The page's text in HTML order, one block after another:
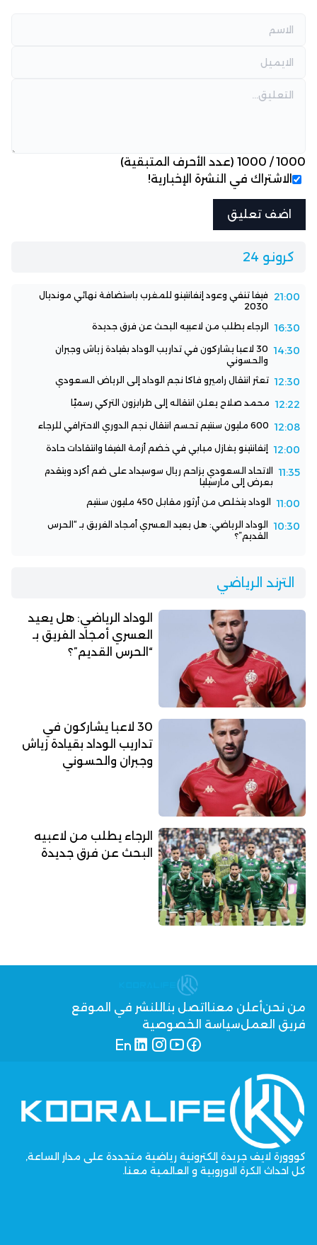
1000
/
1000 (عدد الأحرف المتبقية)
الاشتراك في النشرة الإخبارية!
كرونو 24
21:00
فيفا تنفي وعود إنفانتينو للمغرب باستضافة نهائي مونديال
2030
16:30 الرجاء يطلب من لاعبيه البحث عن فرق جديدة
14:30
30 لاعبا يشاركون في تداريب الوداد بقيادة زياش وجبران
والحسوني
12:30 تعثر انتقال راميرو فاكا نجم الوداد إلى الرياض السعودي
12:22 محمد صلاح يعلن انتقاله إلى طرابزون التركي رسميًا
12:08 600 مليون سنتيم تحسم انتقال نجم الدوري الاحترافي للرجاء
12:00 إنفانتينو يغازل مبابي في خضم أزمة الفيفا وانتقادات حادة
11:35
الاتحاد السعودي يزاحم ريال سوسيداد على ضم أكرد ويتقدم
بعرض إلى مارسيليا
11:00 الوداد يتخلص من أرثور مقابل 450 مليون سنتيم
10:30
الوداد الرياضي: هل يعيد العسري أمجاد الفريق بـ “الحرس
القديم”؟
الترند الرياضي
الوداد الرياضي: هل يعيد
العسري أمجاد الفريق بـ
“الحرس القديم”؟
30 لاعبا يشاركون في
تداريب الوداد بقيادة زياش
وجبران والحسوني
الرجاء يطلب من لاعبيه
البحث عن فرق جديدة
من نحنأعلن معنا اتصل بنا للنشر في الموقع
فريق العملسياسة الخصوصية
كووورة لايف جريدة إلكترونية رياضية متجددة على مدار الساعة,
كل احداث الكرة الاوروبية و العالمية معنا.